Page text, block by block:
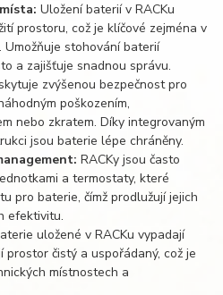
Uložení baterií v RACKu
prostoru, což je klíčové zejména v
stohování baterií
a zajišťuje snadnou správu.
zvýšenou bezpečnost pro
poškozením,
nebo zkratem. Díky integrovaným
jsou baterie lépe chráněny.
RACKy jsou často
a termostaty, které
pro baterie, čímž prodlužují jejich
efektivitu.
uložené v RACKu vypadají
prostor čistý a uspořádaný, což je
místnostech a